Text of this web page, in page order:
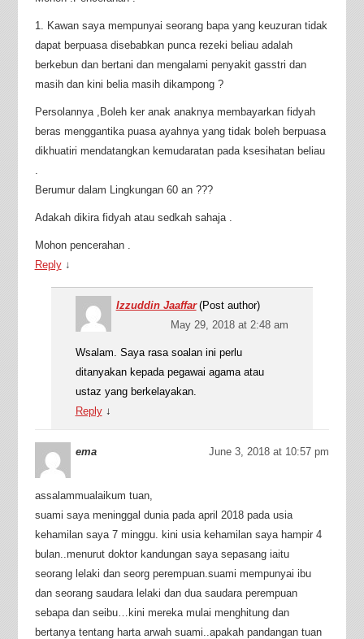
1. Kawan saya mempunyai seorang bapa yang keuzuran tidak
dapat berpuasa disebabkan punca rezeki beliau adalah
berkebun dan bertani dan mengalami penyakit gasstri dan
masih dan kini belia masih dikampong ?
Persolannya ,Boleh ker anak anaknya membayarkan fidyah
beras menggantika puasa ayahnya yang tidak boleh berpuasa
dikhuatiri mendatangkan kemudaratan pada ksesihatan beliau
.
Berumur dalam Lingkungan 60 an ???
Adakah dikira fidyah atau sedkah sahaja .
Mohon pencerahan .
Reply ↓
Izzuddin Jaaffar (Post author)
May 29, 2018 at 2:48 am
Wsalam. Saya rasa soalan ini perlu
ditanyakan kepada pegawai agama atau
ustaz yang berkelayakan.
Reply ↓
ema June 3, 2018 at 10:57 pm
assalammualaikum tuan,
suami saya meninggal dunia pada april 2018 pada usia
kehamilan saya 7 minggu. kini usia kehamilan saya hampir 4
bulan..menurut doktor kandungan saya sepasang iaitu
seorang lelaki dan seorg perempuan.suami mempunyai ibu
dan seorang saudara lelaki dan dua saudara perempuan
sebapa dan seibu…kini mereka mulai menghitung dan
bertanya tentang harta arwah suami..apakah pandangan tuan